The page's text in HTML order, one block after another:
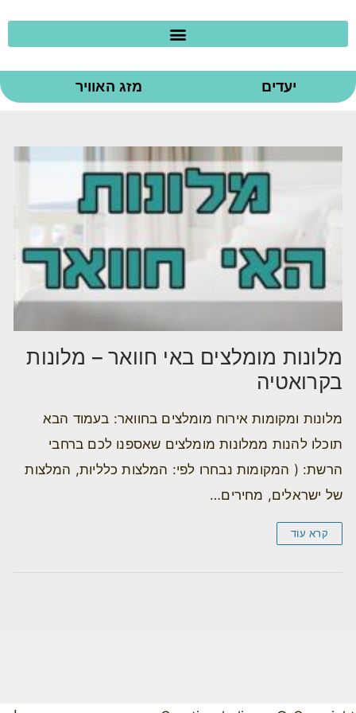
יעדים מזג האוויר
מלונות מומלצים באי חוואר – מלונות
בקרואטיה
מלונות ומקומות אירוח מומלצים בחוואר: בעמוד הבא
תוכלו להנות ממלונות מומלצים שאספנו לכם ברחבי
הרשת: ( המקומות נבחרו לפי: המלצות כלליות, המלצות
של ישראלים, מחירים…
קרא עוד